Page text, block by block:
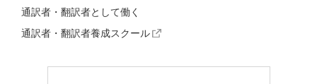
通訳者・翻訳者として働く
通訳者・翻訳者養成スクール